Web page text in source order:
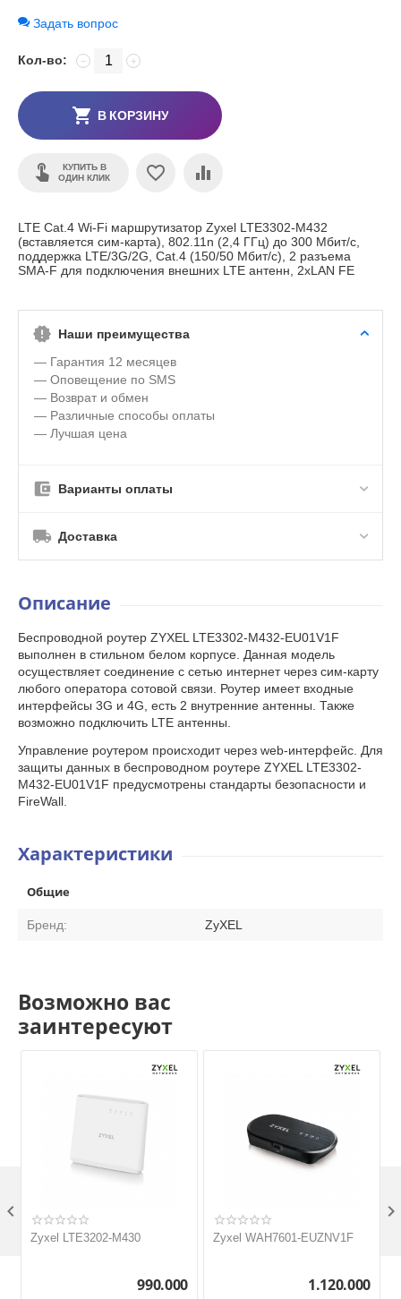
Задать вопрос
Кол-во: +
−
В КОРЗИНУ
КУПИТЬ В
ОДИН КЛИК
LTE Cat.4 Wi-Fi маршрутизатор Zyxel LTE3302-M432
(вставляется сим-карта), 802.11n (2,4 ГГц) до 300 Мбит/с,
поддержка LTE/3G/2G, Cat.4 (150/50 Мбит/с), 2 разъема
SMA-F для подключения внешних LTE антенн, 2xLAN FE
Наши преимущества
— Гарантия 12 месяцев
— Оповещение по SMS
— Возврат и обмен
— Различные способы оплаты
— Лучшая цена
Варианты оплаты
Доставка
Описание
Беспроводной роутер ZYXEL LTE3302-M432-EU01V1F
выполнен в стильном белом корпусе. Данная модель
осуществляет соединение с сетью интернет через сим-карту
любого оператора сотовой связи. Роутер имеет входные
интерфейсы 3G и 4G, есть 2 внутренние антенны. Также
возможно подключить LTE антенны.
Управление роутером происходит через web-интерфейс. Для
защиты данных в беспроводном роутере ZYXEL LTE3302-
M432-EU01V1F предусмотрены стандарты безопасности и
FireWall.
Характеристики
Общие
Бренд: ZyXEL
Возможно вас
заинтересуют
Zyxel LTE3202-M430
990.000
Zyxel WAH7601-EUZNV1F
1.120.000
 